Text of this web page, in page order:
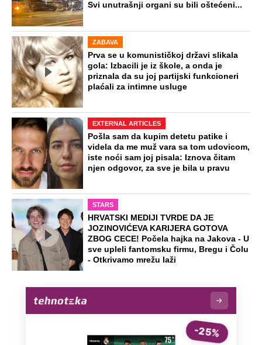
Svi unutrašnji organi su bili oštećeni...
ZABAVA
Prva se u komunističkoj državi slikala
gola: Izbacili je iz škole, a onda je
priznala da su joj partijski funkcioneri
plaćali za intimne usluge
EXTERNAL ARTICLES
Pošla sam da kupim detetu patike i
videla da me muž vara sa tom udovicom,
iste noći sam joj pisala: Iznova čitam
njen odgovor, za sve je bila u pravu
STARS
HRVATSKI MEDIJI TVRDE DA JE
JOZINOVIĆEVA KARIJERA GOTOVA
ZBOG CECE! Počela hajka na Jakova - U
sve upleli fantomsku firmu, Bregu i Čolu
- Otkrivamo mrežu laži